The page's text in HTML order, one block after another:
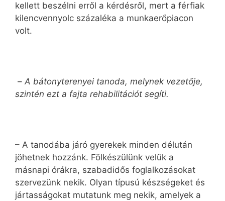
kellett beszélni erről a kérdésről, mert a férfiak
kilencvennyolc százaléka a munkaerőpiacon
volt.
– A bátonyterenyei tanoda, melynek vezetője,
szintén ezt a fajta rehabilitációt segíti.
– A tanodába járó gyerekek minden délután
jöhetnek hozzánk. Fölkészülünk velük a
másnapi órákra, szabadidős foglalkozásokat
szervezünk nekik. Olyan típusú készségeket és
jártasságokat mutatunk meg nekik, amelyek a